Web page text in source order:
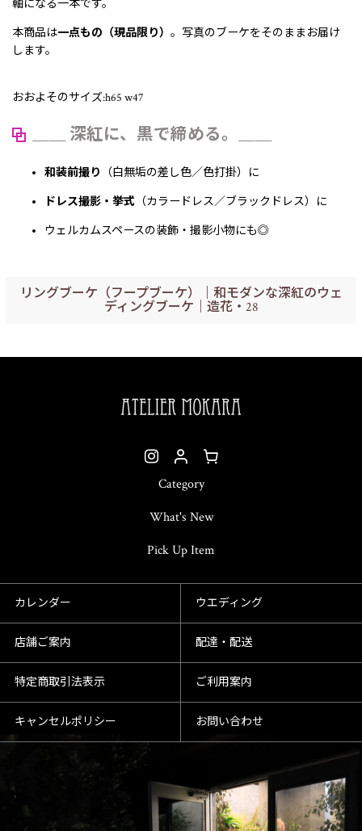
リングブーケ（フープブーケ）｜和モダンな深紅のウェ
ディングブーケ｜造花・28
軸になる一本です。
本商品は一点もの（現品限り） 。写真のブーケをそのままお届け
します。
おおよそのサイズ:h65 w47
＿＿ 深紅に、黒で締める。＿＿
和装前撮り （白無垢の差し色／色打掛）に
ドレス撮影・挙式 （カラードレス／ブラックドレス）に
ウェルカムスペースの装飾・撮影小物にも◎
Category
What's New
Pick Up Item
カレンダー ウエディング
店舗ご案内 配達・配送
特定商取引法表示 ご利用案内
キャンセルポリシー お問い合わせ